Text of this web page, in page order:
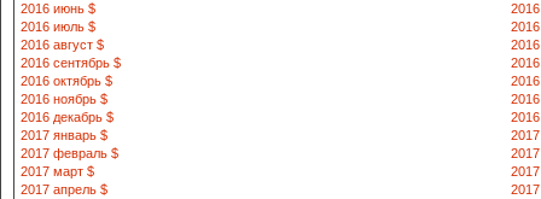
2016 июнь $
2016 июль $
2016 август $
2016
2016 сентябрь $
2016 октябрь $
2016 ноябрь $
2016 декабрь $
2017 январь $
2017 февраль $
2017 март $
2017 апрель $